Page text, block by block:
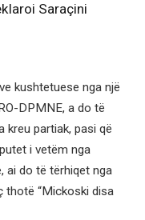
Saraçini
kushtetuese nga një
DPMNE, a do të
kreu partiak, pasi që
i vetëm nga
ai do të tërhiqet nga
thotë “Mickoski disa